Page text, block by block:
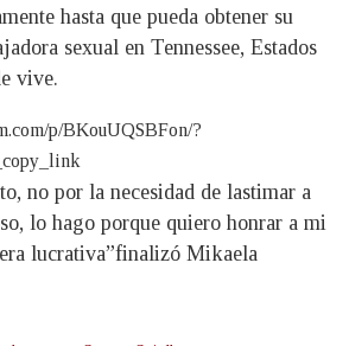
hasta que pueda obtener su
sexual en Tennessee, Estados
vive.
p/BKouUQSBFon/?
no por la necesidad de lastimar a
lo hago porque quiero honrar a mi
lucrativa”finalizó Mikaela